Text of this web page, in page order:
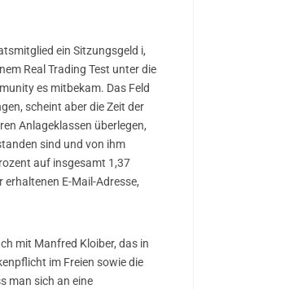
ein Sitzungsgeld i,
Real Trading Test unter die
es mitbekam. Das Feld
scheint aber die Zeit der
Anlageklassen überlegen,
sind und von ihm
auf insgesamt 1,37
E-Mail-Adresse,
mit Manfred Kloiber, das in
im Freien sowie die
man sich an eine